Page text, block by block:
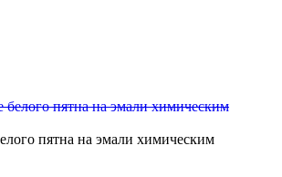
пятна на эмали химическим